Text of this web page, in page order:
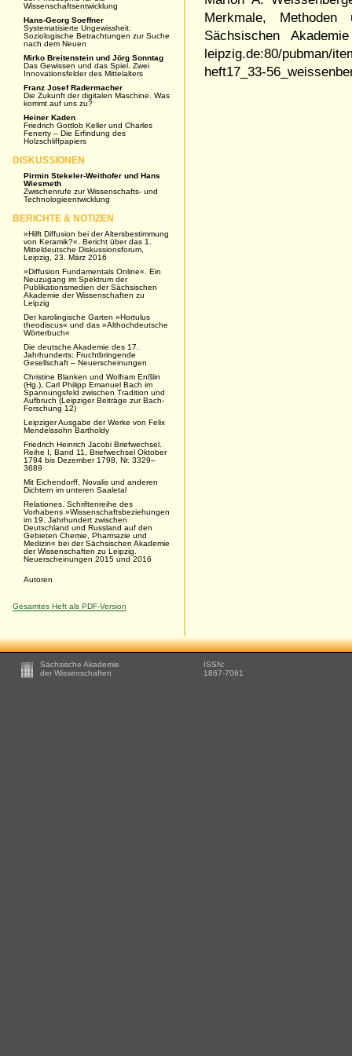
Merkmale, Methoden
Sächsischen
leipzig.de:80/pubman/
heft17_33-
Wissenschaftsentwicklung
Hans-Georg Soeffner
Systematisierte Ungewissheit.
Soziologische Betrachtungen zur Suche
nach dem Neuen
Mirko Breitenstein und Jörg Sonntag
Das Gewissen und das Spiel. Zwei
Innovationsfelder des Mittelalters
Franz Josef Radermacher
Die Zukunft der digitalen Maschine. Was
kommt auf uns zu?
Heiner Kaden
Friedrich Gottlob Keller und Charles
Fenerty – Die Erfindung des
Holzschliffpapiers
DISKUSSIONEN
Pirmin Stekeler-Weithofer und Hans
Wiesmeth
Zwischenrufe zur Wissenschafts- und
Technologieentwicklung
BERICHTE & NOTIZEN
»Hilft Diffusion bei der Altersbestimmung
von Keramik?«. Bericht über das 1.
Mitteldeutsche Diskussionsforum,
Leipzig, 23. März 2016
»Diffusion Fundamentals Online«. Ein
Neuzugang im Spektrum der
Publikationsmedien der Sächsischen
Akademie der Wissenschaften zu
Leipzig
Der karolingische Garten »Hortulus
theodiscus« und das »Althochdeutsche
Wörterbuch«
Die deutsche Akademie des 17.
Jahrhunderts: Fruchtbringende
Gesellschaft – Neuerscheinungen
Christine Blanken und Wolfram Enßlin
(Hg.), Carl Philipp Emanuel Bach im
Spannungsfeld zwischen Tradition und
Aufbruch (Leipziger Beiträge zur Bach-
Forschung 12)
Leipziger Ausgabe der Werke von Felix
Mendelssohn Bartholdy
Friedrich Heinrich Jacobi Briefwechsel.
Reihe I, Band 11, Briefwechsel Oktober
1794 bis Dezember 1798, Nr. 3329–
3689
Mit Eichendorff, Novalis und anderen
Dichtern im unteren Saaletal
Relationes. Schriftenreihe des
Vorhabens »Wissenschaftsbeziehungen
im 19. Jahrhundert zwischen
Deutschland und Russland auf den
Gebieten Chemie, Pharmazie und
Medizin« bei der Sächsischen Akademie
der Wissenschaften zu Leipzig.
Neuerscheinungen 2015 und 2016
Autoren
Gesamtes Heft als PDF-Version
Footer
Sächsische Akademie
der Wissenschaften
ISSN:
1867-7061